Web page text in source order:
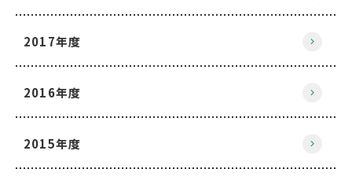
2017年度
2016年度
2015年度